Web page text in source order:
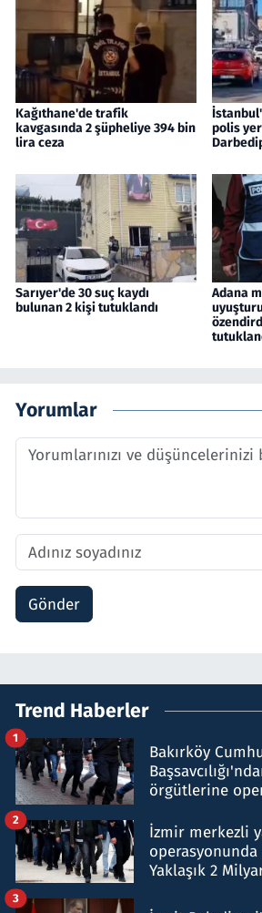
Kağıthane'de trafik
kavgasında 2 şüpheliye 394 bin
lira ceza
polis
Sarıyer'de 30 suç kaydı
bulunan 2 kişi tutuklandı
Adana
Yorumlar
Gönder
Trend Haberler
Bakırköy
örgütlerine
1
İzmir merkezli
operasyonunda
Yaklaşık 2
2
3